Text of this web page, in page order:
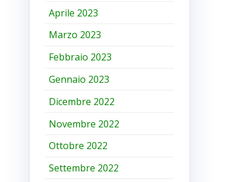
Aprile 2023
Marzo 2023
Febbraio 2023
Gennaio 2023
Dicembre 2022
Novembre 2022
Ottobre 2022
Settembre 2022